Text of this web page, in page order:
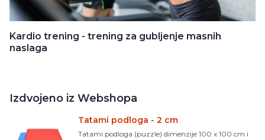
Kardio trening - trening za gubljenje masnih
naslaga
Izdvojeno iz Webshopa
Tatami podloga - 2 cm
Tatami podloga (puzzle) dimenzije 100 x 100 cm i